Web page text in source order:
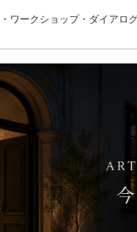
ワークショップ・ダイアロ